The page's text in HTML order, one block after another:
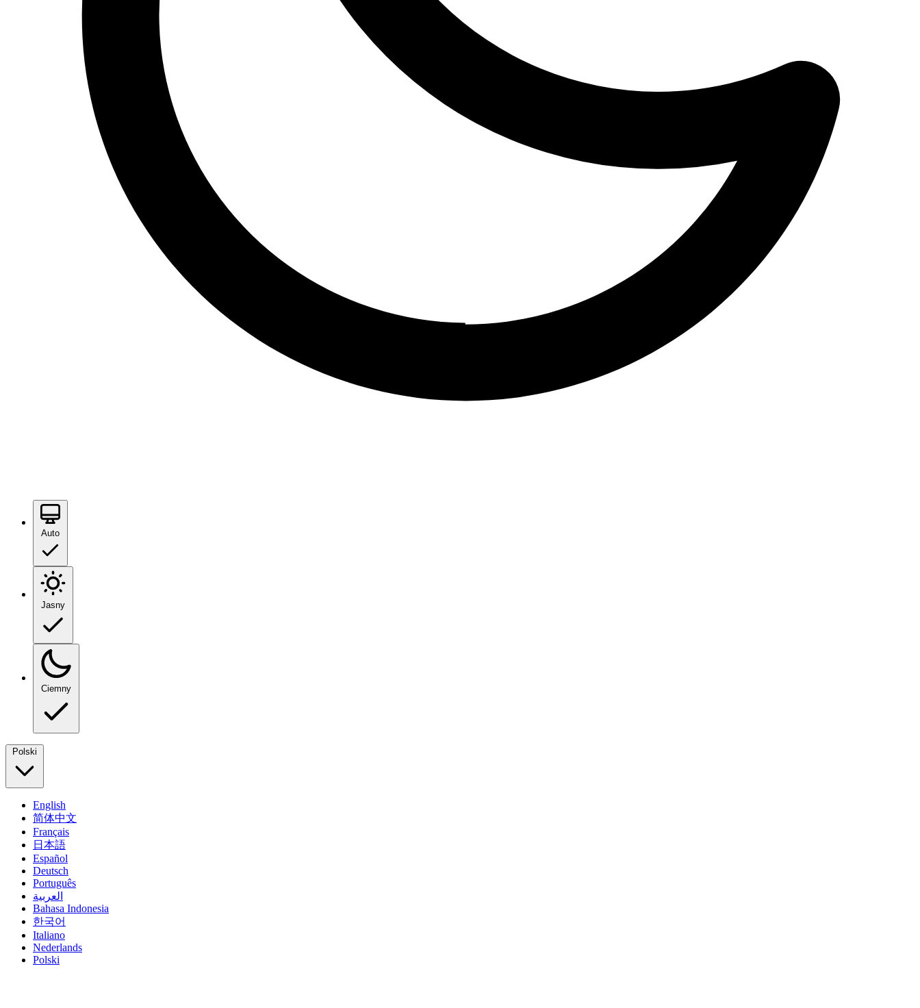
Auto
Jasny
Ciemny
Polski
English
简体中文
Français
日本語
Español
Deutsch
Português
العربية
Bahasa Indonesia
한국어
Italiano
Nederlands
Polski